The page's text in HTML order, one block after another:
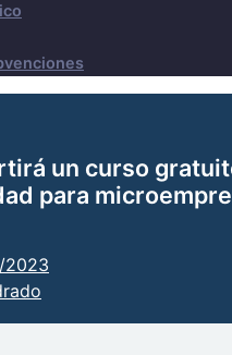
un curso
para
2023